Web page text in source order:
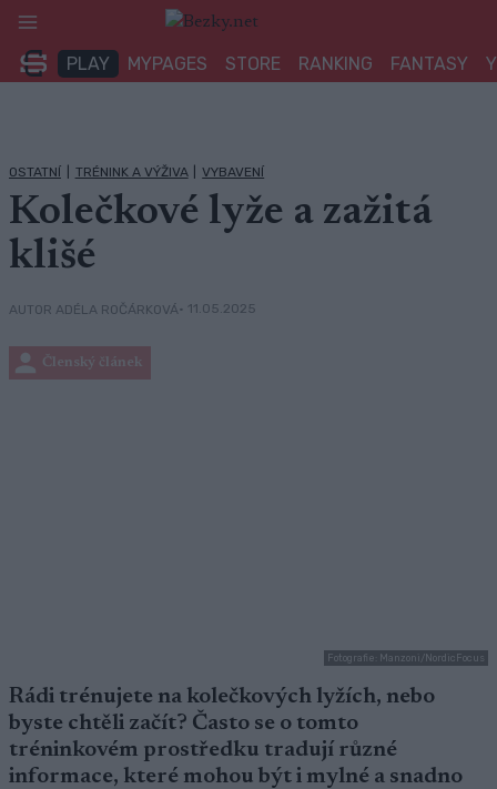
Přeskočit
obsah
PLAY MYPAGES STORE RANKING FANTASY
OSTATNÍ TRÉNINK A VÝŽIVA VYBAVENÍ
Kolečkové lyže a zažitá
klišé
AUTOR ADÉLA ROČÁRKOVÁ• 11.05.2025
Členský článek
Fotografie: Manzoni/NordicFocus
Rádi trénujete na kolečkových lyžích, nebo
byste chtěli začít? Často se o tomto
tréninkovém prostředku tradují různé
informace, které mohou být i mylné a snadno